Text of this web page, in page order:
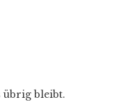
übrig bleibt.